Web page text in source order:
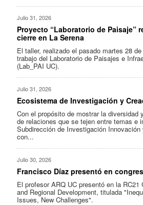
Julio 31, 2026
Proyecto “Laboratorio de Paisaje”
cierre en La Serena
El taller, realizado el pasado martes 28
trabajo del Laboratorio de Paisajes e
(Lab_PAI UC).
Julio 31, 2026
Ecosistema de Investigación y
Con el propósito de mostrar la diversidad
de relaciones que se tejen entre temas e
Subdirección de Investigación
con...
Julio 30, 2026
Francisco Díaz presentó en
El profesor ARQ UC presentó en la RC21
and Regional Development, titulada
Issues, New Challenges".